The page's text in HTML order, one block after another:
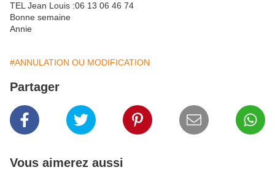
TEL Jean Louis :06 13 06 46 74
Bonne semaine
Annie
#ANNULATION OU MODIFICATION
Partager
Vous aimerez aussi